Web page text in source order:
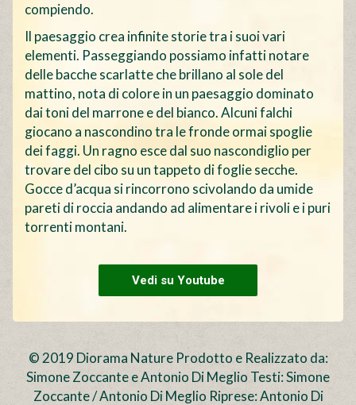
compiendo.
Il paesaggio crea infinite storie tra i suoi vari
elementi. Passeggiando possiamo infatti notare
delle bacche scarlatte che brillano al sole del
mattino, nota di colore in un paesaggio dominato
dai toni del marrone e del bianco. Alcuni falchi
giocano a nascondino tra le fronde ormai spoglie
dei faggi. Un ragno esce dal suo nascondiglio per
trovare del cibo su un tappeto di foglie secche.
Gocce d’acqua si rincorrono scivolando da umide
pareti di roccia andando ad alimentare i rivoli e i puri
torrenti montani.
Vedi su Youtube
© 2019 Diorama Nature Prodotto e Realizzato da:
Simone Zoccante e Antonio Di Meglio Testi: Simone
Zoccante / Antonio Di Meglio Riprese: Antonio Di